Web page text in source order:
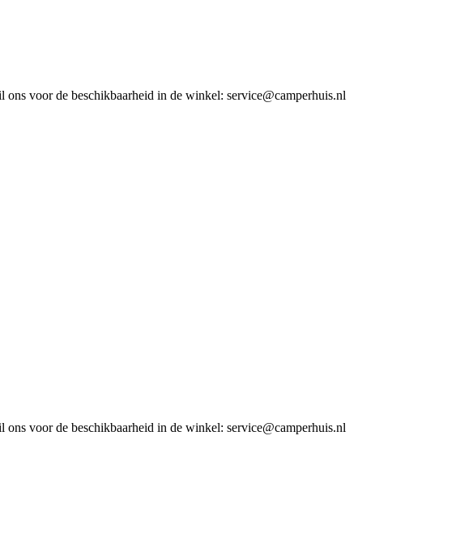
ons voor de beschikbaarheid in de winkel: service@camperhuis.nl
ons voor de beschikbaarheid in de winkel: service@camperhuis.nl